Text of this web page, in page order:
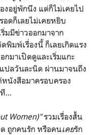
งอยู่พักนึง แต่ก็ไม่เคยไป
ดก็เลยไม่เคยหยิบ
มมีข่าวออกมาจาก
พิมพ์เรื่องนี้ ก็เลยเกิดแรง
มาเปิดดูและเริ่มแกะ
ปลวันละนิด ผ่านมาจนถึง
นังสือมาครอบครอง
...
Women)"รวมเรื่องสั้น
ถูกคนรัก หรือคนเคยรัก